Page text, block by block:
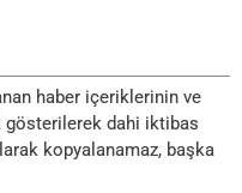
haber içeriklerinin ve
gösterilerek dahi iktibas
kopyalanamaz, başka